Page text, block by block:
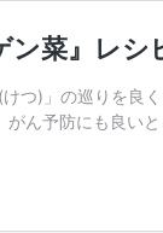
ン菜』レシ
つ)」の巡りを良
がん予防にも良